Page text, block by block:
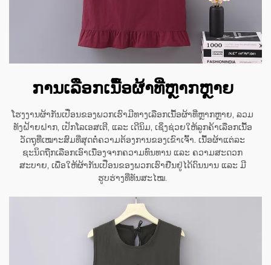
ການເລືອກເນື້ອຜ້າທີ່ຫຼາກຫຼາຍ
ໂຮງງານຜ້າກັນເປື່ອນຂອງພວກເຮົາມີທາງເລືອກເນື້ອຜ້າທີ່ຫຼາກຫຼາຍ, ລວມ
ທັງຝ້າຍຝາກ, ເປັກໂລເອສເຕີ, ແລະ ເດີນິມ, ເຊິ່ງຊ່ວຍໃຫ້ລູກຄ້າເລືອກເນື້ອ
ວັດຖຸທີ່ເໝາະສົມທີ່ສຸດຕໍ່ຄວາມຕ້ອງການຂອງເຂົາເຈົ້າ. ເນື້ອຜ້າແຕ່ລະ
ຊະນິດຖືກເລືອກເອົາເນື່ອງຈາກຄວາມທົນທານ ແລະ ຄວາມສະດວກ
ສະບາຍ, ເພື່ອໃຫ້ຜ້າກັນເປື່ອນຂອງພວກເຮົາຢືນຢູ່ໄດ້ດົນນານ ແລະ ມີ
ຮູບຮ່າງທີ່ທັນສະໄໝ.